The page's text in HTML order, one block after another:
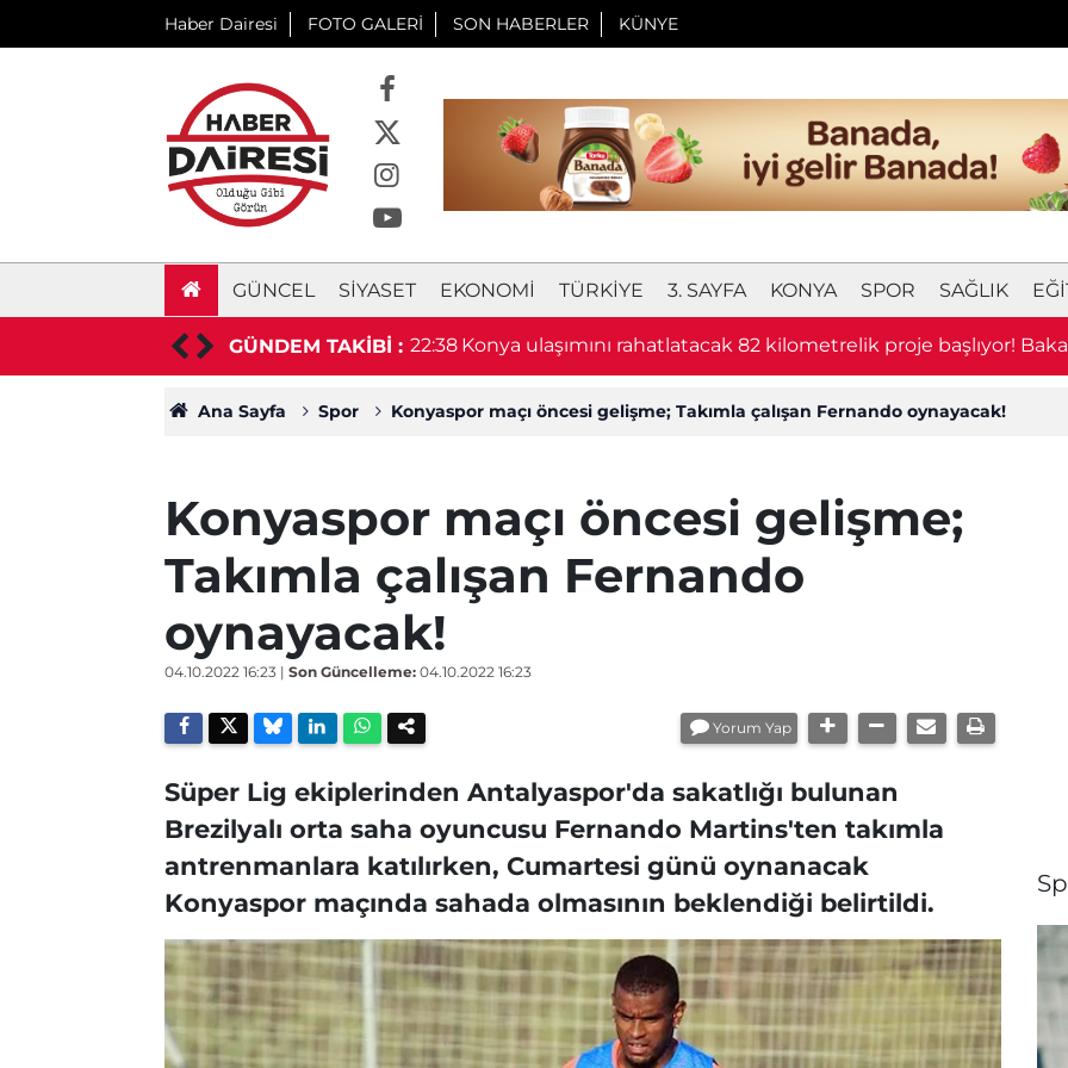
Haber Dairesi FOTO GALERİ SON HABERLER KÜNYE
GÜNCEL SIYASET EKONOMI TÜRKIYE 3. SAYFA KONYA SPOR SAĞLIK
GÜNDEM TAKİBİ :
proje başlıyor! Bakan Uraloğlu 22:15Konya'da milyonluk soygun planı 24 saat sürdü! Şüpheliler
Ana Sayfa Spor Konyaspor maçı öncesi gelişme; Takımla çalışan Fernando oynayacak!
Konyaspor maçı öncesi gelişme;
Takımla çalışan Fernando
oynayacak!
04.10.2022 16:23 | Son Güncelleme: 04.10.2022 16:23
Yorum Yap
Süper Lig ekiplerinden Antalyaspor'da sakatlığı bulunan
Brezilyalı orta saha oyuncusu Fernando Martins'ten takımla
antrenmanlara katılırken, Cumartesi günü oynanacak
Konyaspor maçında sahada olmasının beklendiği belirtildi.